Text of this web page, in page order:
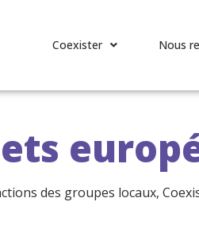
Coexister Nous
des groupes locaux,